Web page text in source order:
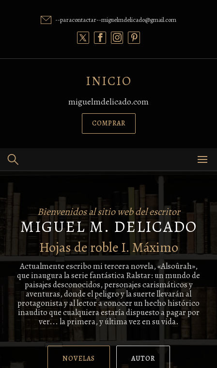
--paracontactar--miguelmdelicado@gmail.com
INICIO
miguelmdelicado.com
COMPRAR
Bienvenidos al sitio web del escritor
MIGUEL M. DELICADO
Hojas de roble I. Máximo
Actualmente escribo mi tercera novela, «Alsoûrah»,
que inaugura la serie fantástica Ralstar: un mundo de
paisajes desconocidos, personajes carismáticos y
aventuras, donde el peligro y la suerte llevarán al
protagonista y al lector a conocer un hecho histórico
inaudito que cualquiera estaría dispuesto a pagar por
ver... la primera, y última vez en su vida.
NOVELAS AUTOR